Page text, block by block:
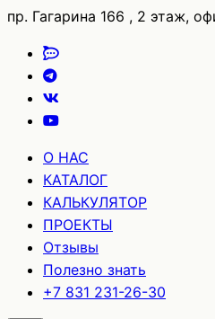
пр. Гагарина 166 , 2 этаж,
О НАС
КАТАЛОГ
КАЛЬКУЛЯТОР
ПРОЕКТЫ
Отзывы
Полезно знать
+7 831 231-26-30